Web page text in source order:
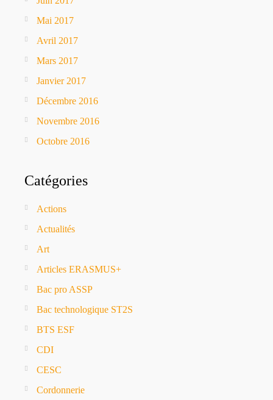
Mai 2017
Avril 2017
Mars 2017
Janvier 2017
Décembre 2016
Novembre 2016
Octobre 2016
Catégories
Actions
Actualités
Art
Articles ERASMUS+
Bac pro ASSP
Bac technologique ST2S
BTS ESF
CDI
CESC
Cordonnerie